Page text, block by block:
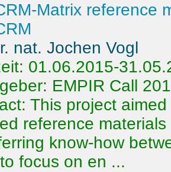
Matrix reference
nat. Jochen Vogl
01.06.2015-
EMPIR Call
This project
reference
know-how
focus on en ...